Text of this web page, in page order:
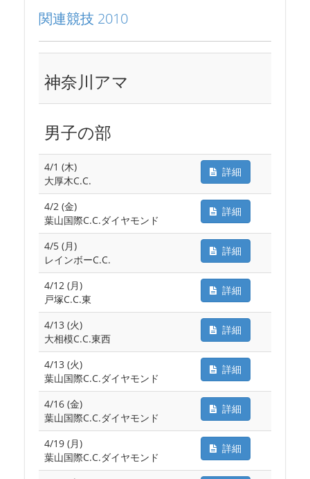
関連競技 2010
神奈川アマ
男子の部
4/1 (木)
大厚木C.C.
詳細
4/2 (金)
葉山国際C.C.ダイヤモンド
詳細
4/5 (月)
レインボーC.C.
詳細
4/12 (月)
戸塚C.C.東
詳細
4/13 (火)
大相模C.C.東西
詳細
4/13 (火)
葉山国際C.C.ダイヤモンド
詳細
4/16 (金)
葉山国際C.C.ダイヤモンド
詳細
4/19 (月)
葉山国際C.C.ダイヤモンド
詳細